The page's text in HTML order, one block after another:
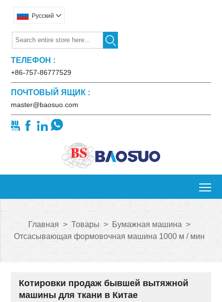
Pусский 

ТЕЛЕФОН :
+86-757-86777529
ПОЧТОВЫЙ ЯЩИК :
master@baosuo.com
   
Главная > Товары > Бумажная машина >
Отсасывающая формовочная машина 1000 м / мин
Котировки продаж бывшей вытяжной
машины для ткани в Китае